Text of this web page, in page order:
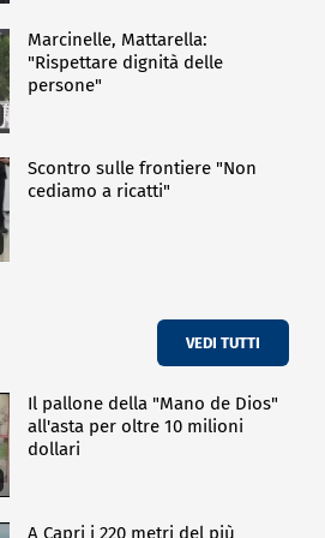
Marcinelle, Mattarella:
"Rispettare dignità delle
persone"
Scontro sulle frontiere "Non
cediamo a ricatti"
VEDI TUTTI
Il pallone della "Mano de Dios"
all'asta per oltre 10 milioni
dollari
A Capri i 220 metri del più